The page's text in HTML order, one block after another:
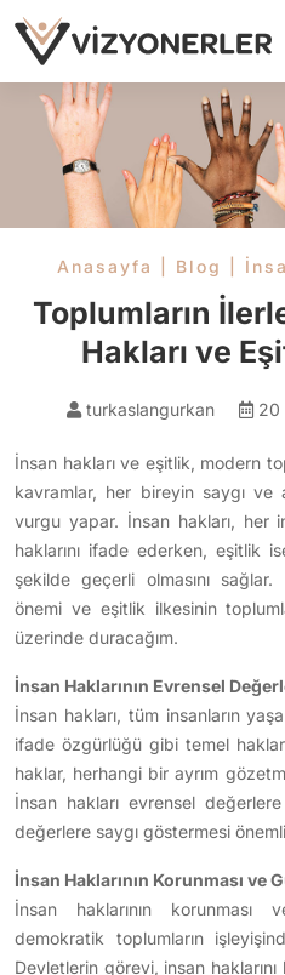
Anasayfa Blog
Toplumların
Hakları ve
turkaslangurkan 20
İnsan hakları ve eşitlik, modern
kavramlar, her bireyin saygı ve
vurgu yapar. İnsan hakları, her
haklarını ifade ederken, eşitlik
şekilde geçerli olmasını sağlar.
önemi ve eşitlik ilkesinin
üzerinde duracağım.
İnsan Haklarının Evrensel
İnsan hakları, tüm insanların
ifade özgürlüğü gibi temel
haklar, herhangi bir ayrım
İnsan hakları evrensel
değerlere saygı göstermesi
İnsan Haklarının Korunması ve
İnsan haklarının korunması
demokratik toplumların
Devletlerin görevi, insan